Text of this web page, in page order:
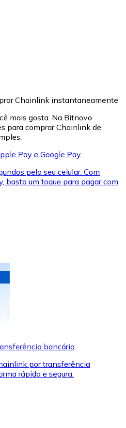
com dinheiro e outros
para comprar
Chainlink instantaneamente
mais gosta. Na Bitnovo
para comprar Chainlink de
Pay e Google Pay
pelo seu celular. Com
basta um toque para pagar com
bancária
por transferência
rápida e segura.